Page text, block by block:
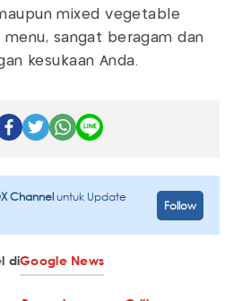
mixed vegetable
sangat beragam dan
kesukaan Anda.
Channeluntuk Update
Follow
diGoogle News